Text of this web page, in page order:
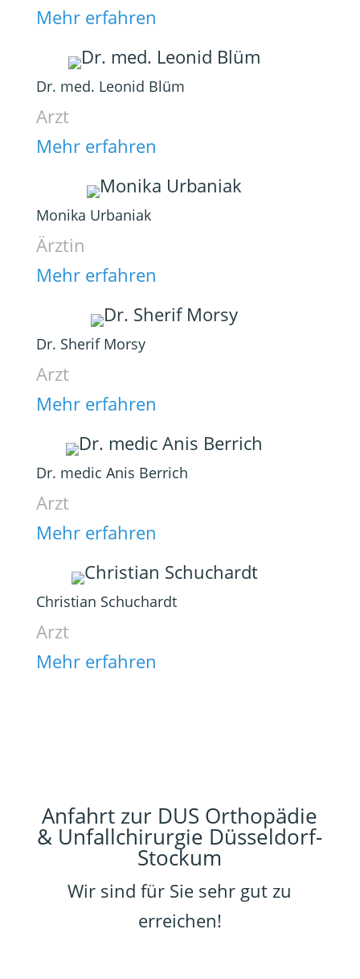
Mehr erfahren
Dr. med. Leonid Blüm
Arzt
Mehr erfahren
Monika Urbaniak
Ärztin
Mehr erfahren
Dr. Sherif Morsy
Arzt
Mehr erfahren
Dr. medic Anis Berrich
Arzt
Mehr erfahren
Christian Schuchardt
Arzt
Mehr erfahren
Anfahrt zur DUS Orthopädie
& Unfallchirurgie Düsseldorf-
Stockum
Wir sind für Sie sehr gut zu
erreichen!